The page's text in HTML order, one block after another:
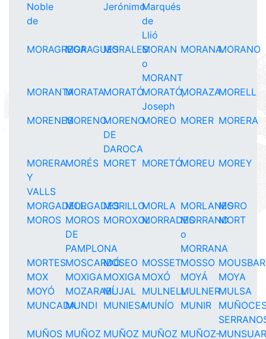
Noble
de
JerónimoMarqués
de
Llió
MORAGREGAMORAGUESMORALESMORAN
o
MORANT
MORANAMORANO
MORANTAMORATAMORATÓMORATÓ,
Joseph
MORAZAMORELL
MORENESMORENOMORENO
DE
DAROCA
MOREO MORER MORERA
MORERA
Y
VALLS
MORÉS MORET MORETÓMOREU MOREY
MORGADELLMORGADESMORILLOMORLA MORLANESMORO
MOROS MOROS
DE
PAMPLONA
MOROXOLMORRADESMORRANO
o
MORRANA
MORT
MORTESMOSCARDÓMOSEO MOSSETMOSSO MOUSBAR
MOX
MOXIGAMOXIGAMOXÓ MOYÁ
MOYA
MOYÓ
MOZARABÍMUJAL MULNELLMULNERMULSA
MUNCADAMUNDI MUNIESAMUNÍO MUNIR
MUÑOS MUÑOZ MUÑOZ MUÑOZ MUÑOZ-